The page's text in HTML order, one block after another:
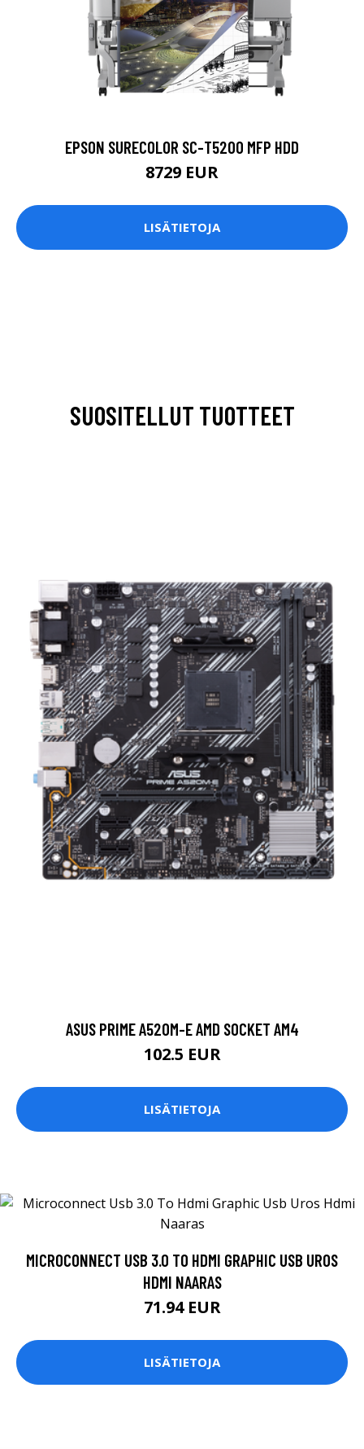
EPSON SURECOLOR SC-T5200 MFP HDD
8729 EUR
LISÄTIETOJA
SUOSITELLUT TUOTTEET
ASUS PRIME A520M-E AMD SOCKET AM4
102.5 EUR
LISÄTIETOJA
MICROCONNECT USB 3.0 TO HDMI GRAPHIC USB UROS
HDMI NAARAS
71.94 EUR
LISÄTIETOJA